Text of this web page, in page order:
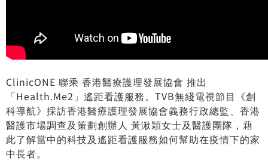
ClinicONE 聯乘 香港醫療護理發展協會 推出
「Health.Me2」遙距看護服務。TVB無綫電視節目《創
科導航》採訪香港醫療護理發展協會義務行政總監、香港
醫護市場調查及策劃創辦人 黃湫穎女士及醫護團隊，藉
此了解當中的科技及遙距看護服務如何幫助在疫情下的家
中長者。